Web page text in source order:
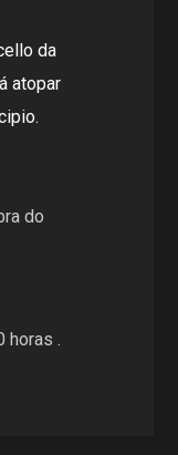
da
atopar
do
horas .